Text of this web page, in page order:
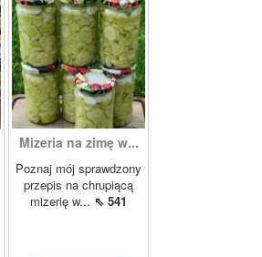
Mizeria na zimę w...
Poznaj mój sprawdzony
przepis na chrupiącą
mizerię w... ⇖ 541